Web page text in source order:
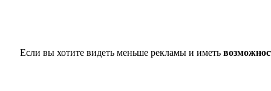
Если вы хотите видеть меньше рекламы и иметь